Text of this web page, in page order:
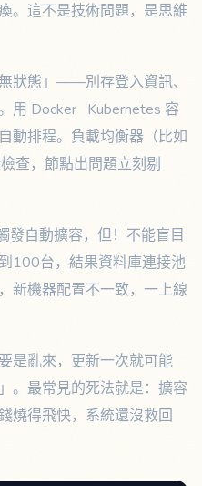
。這不是技術問題，是思維
狀態」——別存登入資訊、
用 Docker Kubernetes 容
動排程。負載均衡器（比如
查，節點出問題立刻剔
自動擴容，但！不能盲目
100台，結果資料庫連接池
新機器配置不一致，一上線
是亂來，更新一次就可能
。最常見的死法就是：擴容
燒得飛快，系統還沒救回